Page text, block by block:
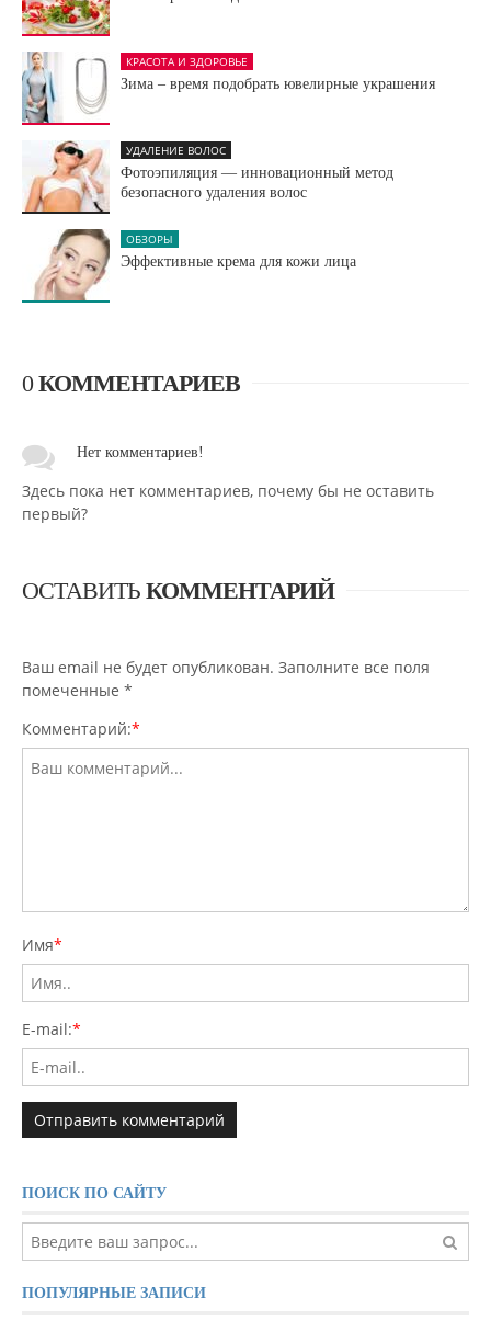
КРАСОТА И ЗДОРОВЬЕ
Зима – время подобрать ювелирные украшения
УДАЛЕНИЕ ВОЛОС
Фотоэпиляция — инновационный метод
безопасного удаления волос
ОБЗОРЫ
Эффективные крема для кожи лица
0КОММЕНТАРИЕВ
Нет комментариев!
Здесь пока нет комментариев, почему бы не оставить
первый?
ОСТАВИТЬ КОММЕНТАРИЙ
Ваш email не будет опубликован. Заполните все поля
помеченные *
Комментарий:*
Имя*
E-mail:*
ПОИСК ПО САЙТУ
ПОПУЛЯРНЫЕ ЗАПИСИ